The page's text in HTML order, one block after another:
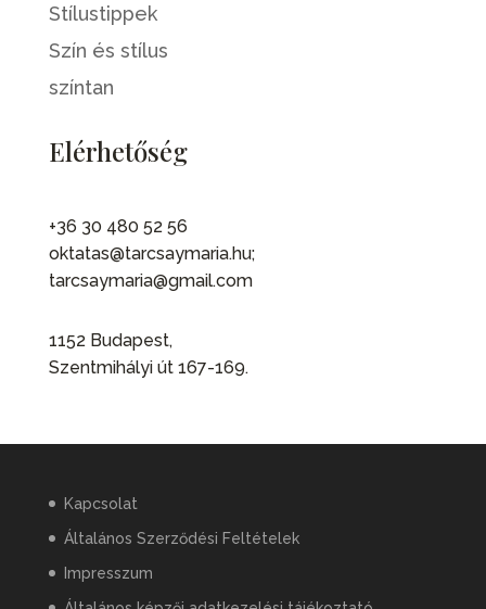
Stílustippek
Szín és stílus
színtan
Elérhetőség
+36 30 480 52 56
oktatas@tarcsaymaria.hu;
tarcsaymaria@gmail.com
1152 Budapest,
Szentmihályi út 167-169.
Kapcsolat
Általános Szerződési Feltételek
Impresszum